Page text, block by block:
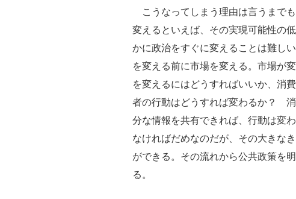
こうなってしまう理由は言うまで
変えるといえば、その実現可能性の
かに政治をすぐに変えることは難し
を変える前に市場を変える。市場が
を変えるにはどうすればいいか、消
者の行動はどうすれば変わるか？
分な情報を共有できれば、行動は変
なければだめなのだが、その大きな
ができる。その流れから公共政策を
る。